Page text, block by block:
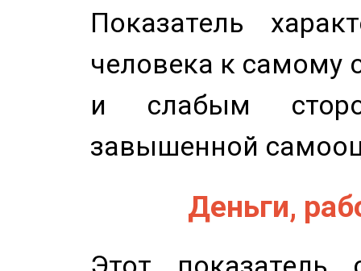
Показатель
человека к самому
и слабым
завышенной
Деньги,